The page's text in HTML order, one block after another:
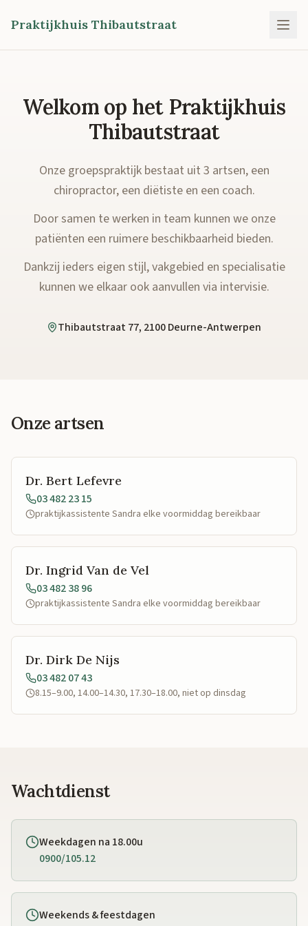
Praktijkhuis Thibautstraat
Welkom op het Praktijkhuis
Thibautstraat
Onze groepspraktijk bestaat uit 3 artsen, een
chiropractor, een diëtiste en een coach.
Door samen te werken in team kunnen we onze
patiënten een ruimere beschikbaarheid bieden.
Dankzij ieders eigen stijl, vakgebied en specialisatie
kunnen we elkaar ook aanvullen via intervisie.
Thibautstraat 77, 2100 Deurne-Antwerpen
Onze artsen
Dr. Bert Lefevre
03 482 23 15
praktijkassistente Sandra elke voormiddag bereikbaar
Dr. Ingrid Van de Vel
03 482 38 96
praktijkassistente Sandra elke voormiddag bereikbaar
Dr. Dirk De Nijs
03 482 07 43
8.15–9.00, 14.00–14.30, 17.30–18.00, niet op dinsdag
Wachtdienst
Weekdagen na 18.00u
0900/105.12
Weekends & feestdagen